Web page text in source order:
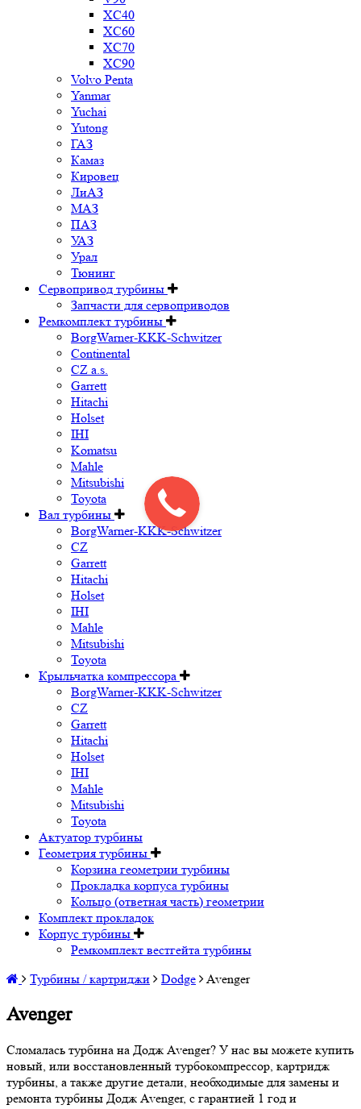
XC40
XC60
XC70
XC90
Volvo Penta
Yanmar
Yuchai
Yutong
ГАЗ
Камаз
Кировец
ЛиАЗ
МАЗ
ПАЗ
УАЗ
Урал
Тюнинг
Сервопривод турбины
Запчасти для сервоприводов
Ремкомплект турбины
BorgWarner-KKK-Schwitzer
Continental
CZ a.s.
Garrett
Hitachi
Holset
IHI
Komatsu
Mahle
Mitsubishi
Toyota
Вал турбины
BorgWarner-KKK-Schwitzer
CZ
Garrett
Hitachi
Holset
IHI
Mahle
Mitsubishi
Toyota
Крыльчатка компрессора
BorgWarner-KKK-Schwitzer
CZ
Garrett
Hitachi
Holset
IHI
Mahle
Mitsubishi
Toyota
Актуатор турбины
Геометрия турбины
Корзина геометрии турбины
Прокладка корпуса турбины
Кольцо (ответная часть) геометрии
Комплект прокладок
Корпус турбины
Ремкомплект вестгейта турбины
Турбины / картриджи
Dodge Avenger
Avenger
Сломалась турбина на Додж Avenger? У нас вы можете купить
новый, или восстановленный турбокомпрессор, картридж
турбины, а также другие детали, необходимые для замены и
ремонта турбины Додж Avenger, с гарантией 1 год и